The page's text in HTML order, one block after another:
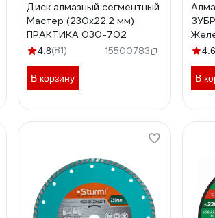
Диск алмазный сегментный
Мастер (230х22.2 мм)
ПРАКТИКА 030-702
4.8(81) 15500783
В корзину
4.6
В